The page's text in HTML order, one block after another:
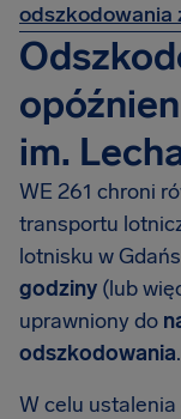
odszkodowania
im.
WE 261 chroni
transportu
lotnisku w
godziny (lub
uprawniony do
odszkodowania.
W celu